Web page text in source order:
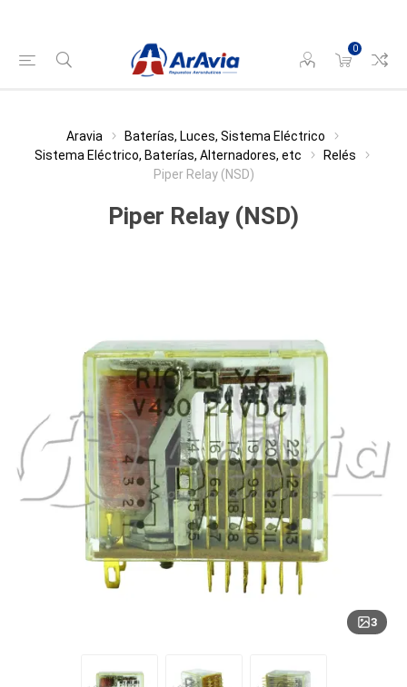
0
Aravia
Baterías, Luces, Sistema Eléctrico
Sistema Eléctrico, Baterías, Alternadores, etc
Relés
Piper Relay (NSD)
Piper Relay (NSD)
3